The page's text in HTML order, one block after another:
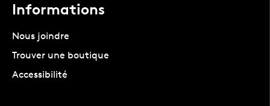
Informations
Nous joindre
Trouver une boutique
Accessibilité